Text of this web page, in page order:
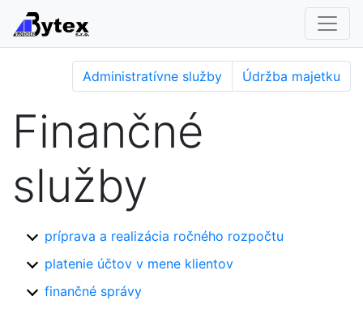
Administratívne služby Údržba majetku
Finančné
služby
príprava a realizácia ročného rozpočtu
platenie účtov v mene klientov
finančné správy